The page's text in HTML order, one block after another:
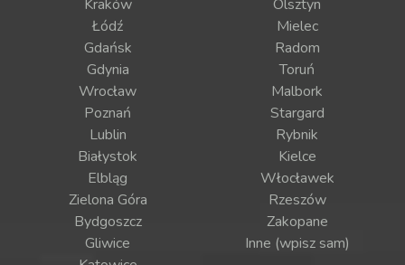
Kraków
Łódź
Gdańsk
Gdynia
Wrocław
Poznań
Lublin
Białystok
Elbląg
Zielona Góra
Bydgoszcz
Gliwice
Olsztyn
Mielec
Radom
Toruń
Malbork
Stargard
Rybnik
Kielce
Włocławek
Rzeszów
Zakopane
Inne (wpisz sam)